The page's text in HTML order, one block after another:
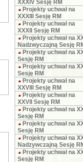
XXXIV Sesję RM
Projekty uchwał na
XXXIII Sesję RM
Projekty uchwał na
XXXII Sesję RM
Projekty uchwał na
Nadzwyczajną Sesję
Projekty uchwał na
Sesję RM
Projekty uchwał na
Sesję RM
Projekty uchwał na
XXVIII Sesję RM
Projekty uchwał na
XXVII Sesję RM
Projekty uchwał na
Sesję RM
Projekty uchwał na
Sesję RM
Projekty uchwał na
Nadzywczajną Sesję
Projekty uchwał na
Sesję RM